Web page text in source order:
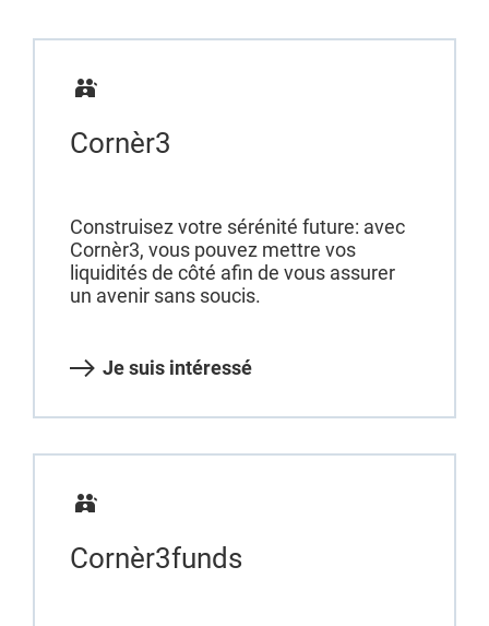
Cornèr3
Construisez votre sérénité future: avec
Cornèr3, vous pouvez mettre vos
liquidités de côté afin de vous assurer
un avenir sans soucis.
Je suis intéressé
Cornèr3funds